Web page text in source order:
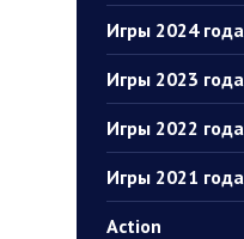
Игры 2024 года
Игры 2023 года
Игры 2022 года
Игры 2021 года
Action